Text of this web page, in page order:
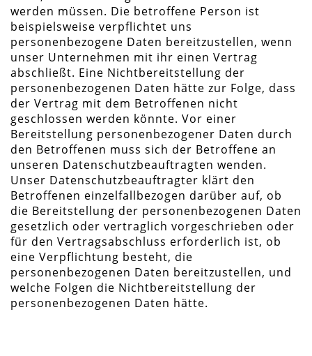
werden müssen. Die betroffene Person ist
beispielsweise verpflichtet uns
personenbezogene Daten bereitzustellen, wenn
unser Unternehmen mit ihr einen Vertrag
abschließt. Eine Nichtbereitstellung der
personenbezogenen Daten hätte zur Folge, dass
der Vertrag mit dem Betroffenen nicht
geschlossen werden könnte. Vor einer
Bereitstellung personenbezogener Daten durch
den Betroffenen muss sich der Betroffene an
unseren Datenschutzbeauftragten wenden.
Unser Datenschutzbeauftragter klärt den
Betroffenen einzelfallbezogen darüber auf, ob
die Bereitstellung der personenbezogenen Daten
gesetzlich oder vertraglich vorgeschrieben oder
für den Vertragsabschluss erforderlich ist, ob
eine Verpflichtung besteht, die
personenbezogenen Daten bereitzustellen, und
welche Folgen die Nichtbereitstellung der
personenbezogenen Daten hätte.